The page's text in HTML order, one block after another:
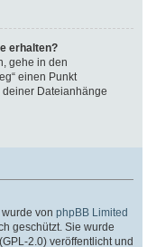
erhalten?
gehe in den
einen Punkt
deiner Dateianhänge
von phpBB Limited
geschützt. Sie wurde
2.0) veröffentlicht und